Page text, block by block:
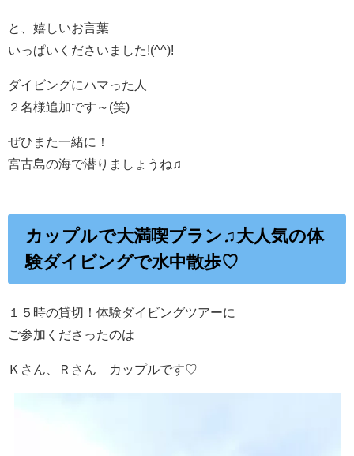
と、嬉しいお言葉
いっぱいくださいました!(^^)!
ダイビングにハマった人
２名様追加です～(笑)
ぜひまた一緒に！
宮古島の海で潜りましょうね♫
カップルで大満喫プラン♫大人気の体
験ダイビングで水中散歩♡
１５時の貸切！体験ダイビングツアーに
ご参加くださったのは
Ｋさん、Ｒさん カップルです♡